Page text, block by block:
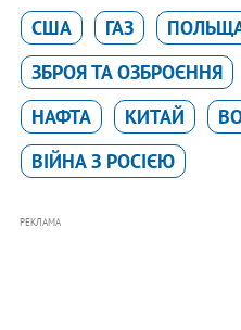
США ГАЗ
ЗБРОЯ ТА ОЗБРОЄННЯ
НАФТА
КИТАЙ
ВІЙНА З РОСІЄЮ
РЕКЛАМА